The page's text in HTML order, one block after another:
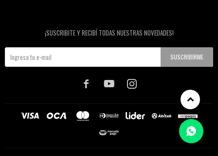
¡SUSCRIBITE Y RECIBÍ TODAS NUESTRAS NOVEDADES!
SUSCRIBIRME
  